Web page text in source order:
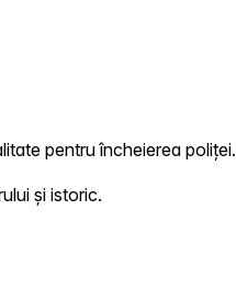
pentru încheierea poliței.
și istoric.